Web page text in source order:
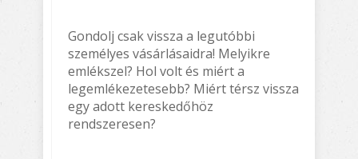
Gondolj csak vissza a legutóbbi
személyes vásárlásaidra! Melyikre
emlékszel? Hol volt és miért a
legemlékezetesebb? Miért térsz vissza
egy adott kereskedőhöz
rendszeresen?